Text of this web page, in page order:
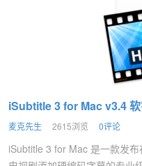
iSubtitle 3 for Mac v3.4
麦克先生 2615浏览 0评论
iSubtitle 3 for Mac 是一款发